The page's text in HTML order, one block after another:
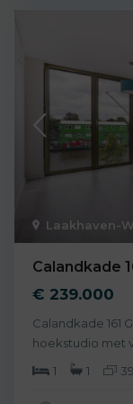
Laakhaven-
Calandkade
€ 239.000
Calandkade 161
hoekstudio met
1
1